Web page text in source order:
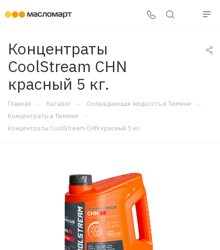
Концентраты
CoolStream CHN
красный 5 кг.
Главная — Каталог — Охлаждающая жидкость в Тюмени —
Концентраты в Тюмени —
Концентраты CoolStream CHN красный 5 кг.